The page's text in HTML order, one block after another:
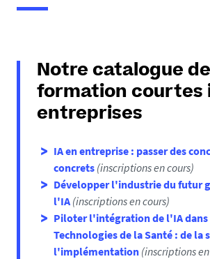
Notre catalogue de
formation courtes
entreprises
IA en entreprise : passer des
concrets (inscriptions en cours)
Développer l'industrie du futur
l'IA (inscriptions en cours)
Piloter l'intégration de l'IA dans
Technologies de la Santé : de la
l'implémentation (inscriptions